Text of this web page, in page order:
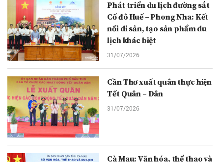
Phát triển du lịch đường sắt
Cố đô Huế – Phong Nha: Kết
nối di sản, tạo sản phẩm du
lịch khác biệt
31/07/2026
Cần Thơ xuất quân thực hiện
Tết Quân – Dân
31/07/2026
Cà Mau: Văn hóa, thể thao và